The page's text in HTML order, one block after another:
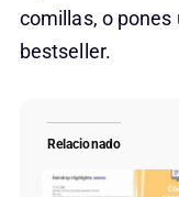
comillas, o pones
bestseller.
Relacionado